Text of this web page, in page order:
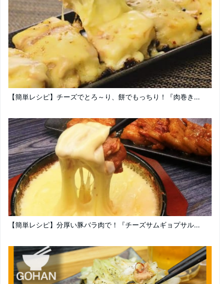
【簡単レシピ】チーズでとろ～り、餅でもっちり！『肉巻き...
【簡単レシピ】分厚い豚バラ肉で！『チーズサムギョプサル...